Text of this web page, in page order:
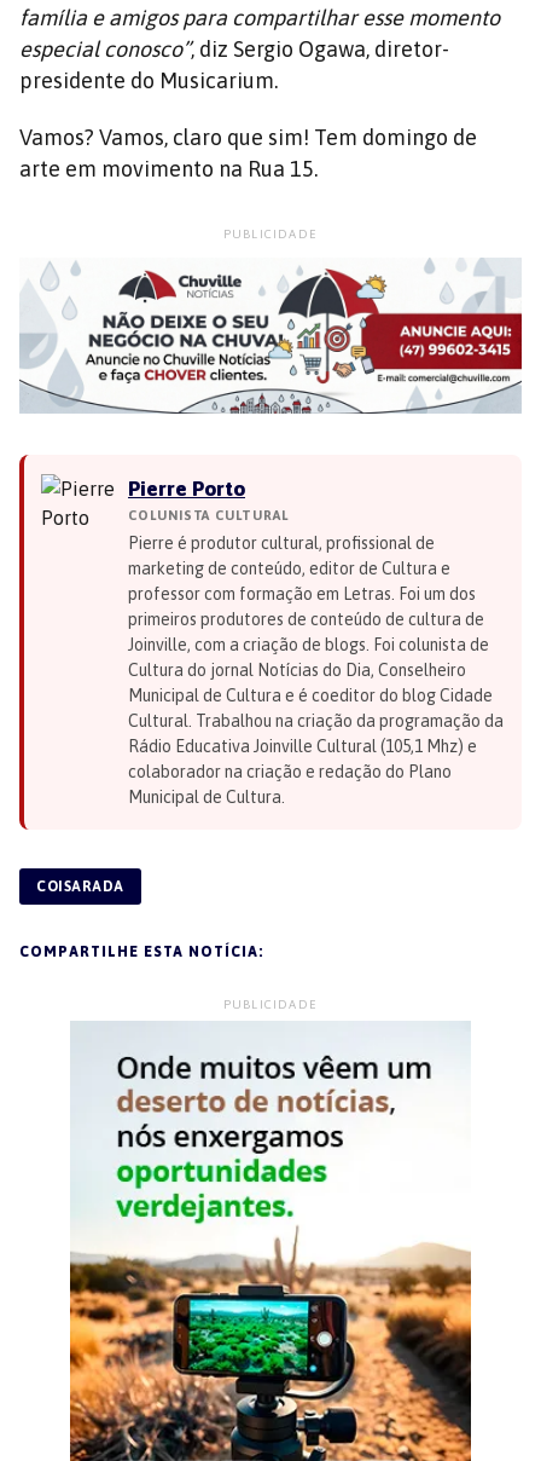
família e amigos para compartilhar esse momento
especial conosco”, diz Sergio Ogawa, diretor-
presidente do Musicarium.
Vamos? Vamos, claro que sim! Tem domingo de
arte em movimento na Rua 15.
PUBLICIDADE
Pierre Porto
COLUNISTA CULTURAL
Pierre é produtor cultural, profissional de
marketing de conteúdo, editor de Cultura e
professor com formação em Letras. Foi um dos
primeiros produtores de conteúdo de cultura de
Joinville, com a criação de blogs. Foi colunista de
Cultura do jornal Notícias do Dia, Conselheiro
Municipal de Cultura e é coeditor do blog Cidade
Cultural. Trabalhou na criação da programação da
Rádio Educativa Joinville Cultural (105,1 Mhz) e
colaborador na criação e redação do Plano
Municipal de Cultura.
COISARADA
COMPARTILHE ESTA NOTÍCIA:
PUBLICIDADE